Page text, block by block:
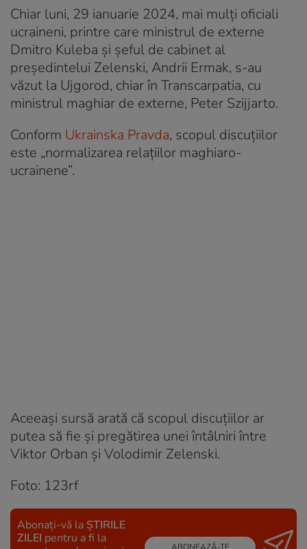
Chiar luni, 29 ianuarie 2024, mai mulți oficiali
ucraineni, printre care ministrul de externe
Dmitro Kuleba și șeful de cabinet al
președintelui Zelenski, Andrii Ermak, s-au
văzut la Ujgorod, chiar în Transcarpatia, cu
ministrul maghiar de externe, Peter Szijjarto.
Conform Ukrainska Pravda, scopul discuțiilor
este „normalizarea relațiilor maghiaro-
ucrainene”.
Aceeași sursă arată că scopul discuțiilor ar
putea să fie și pregătirea unei întâlniri între
Viktor Orban și Volodimir Zelenski.
Foto: 123rf
Abonați-vă la ȘTIRILE
ZILEI pentru a fi la